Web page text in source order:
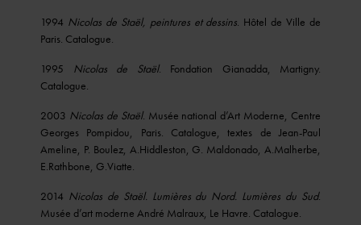
1994 Nicolas de Staël, peintures et dessins . Hôtel de Ville de
Paris. Catalogue.
1995 Nicolas de Staël. Fondation Gianadda, Martigny.
Catalogue.
2003 Nicolas de Staël. Musée national d’Art Moderne, Centre
Georges Pompidou, Paris. Catalogue, textes de Jean-Paul
Ameline, P. Boulez, A.Hiddleston, G. Maldonado, A.Malherbe,
E.Rathbone, G.Viatte.
2014 Nicolas de Staël. Lumières du Nord. Lumières du Sud.
Musée d’art moderne André Malraux, Le Havre. Catalogue.